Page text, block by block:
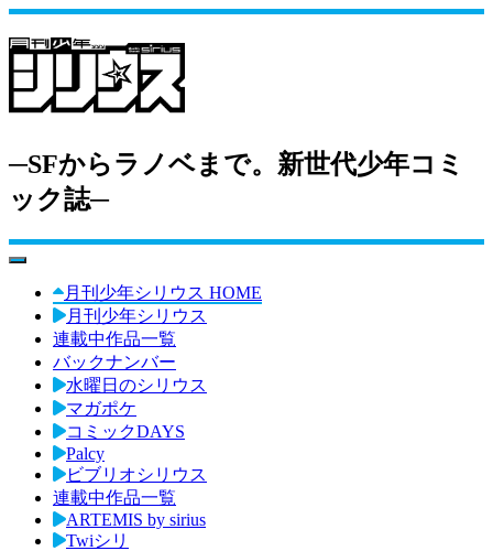
─SFからラノベまで。新世代少年コミ
ック誌─
toggle navigation
月刊少年シリウス HOME
月刊少年シリウス
連載中作品一覧
バックナンバー
水曜日のシリウス
マガポケ
コミックDAYS
Palcy
ビブリオシリウス
連載中作品一覧
ARTEMIS by sirius
Twiシリ